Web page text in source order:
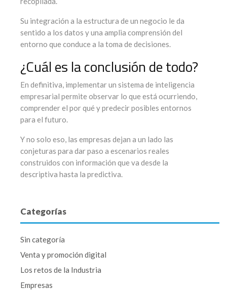
Su integración a la estructura de un negocio le da
sentido a los datos y una amplia comprensión del
entorno que conduce a la toma de decisiones.
¿Cuál es la conclusión de todo?
En definitiva, implementar un sistema de inteligencia
empresarial permite observar lo que está ocurriendo,
comprender el por qué y predecir posibles entornos
para el futuro.
Y no solo eso, las empresas dejan a un lado las
conjeturas para dar paso a escenarios reales
construidos con información que va desde la
descriptiva hasta la predictiva.
Categorías
Sin categoría
Venta y promoción digital
Los retos de la Industria
Empresas